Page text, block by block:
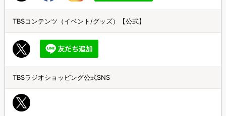
TBSコンテンツ（イベント/グッズ）【公式】
TBSラジオショッピング公式SNS